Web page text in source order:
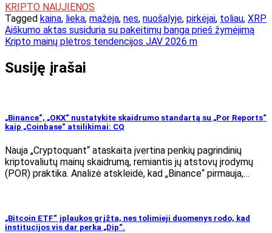
KRIPTO NAUJIENOS
Tagged kaina, lieka, mažėja, nes, nuošalyje, pirkėjai, toliau, XRP
Navigacija
tarp
įrašų
Aiškumo aktas susiduria su pakeitimų banga prieš žymėjimą
Kripto mainų plėtros tendencijos JAV 2026 m
Susiję įrašai
„Binance“, „OKX“ nustatykite skaidrumo standartą su „Por Reports“
kaip „Coinbase“ atsilikimai: CQ
Nauja „Cryptoquant“ ataskaita įvertina penkių pagrindinių
kriptovaliutų mainų skaidrumą, remiantis jų atstovų įrodymų
(POR) praktika. Analizė atskleidė, kad „Binance“ pirmauja,…
„Bitcoin ETF“ įplaukos grįžta, nes tolimieji duomenys rodo, kad
institucijos vis dar perka „Dip“.